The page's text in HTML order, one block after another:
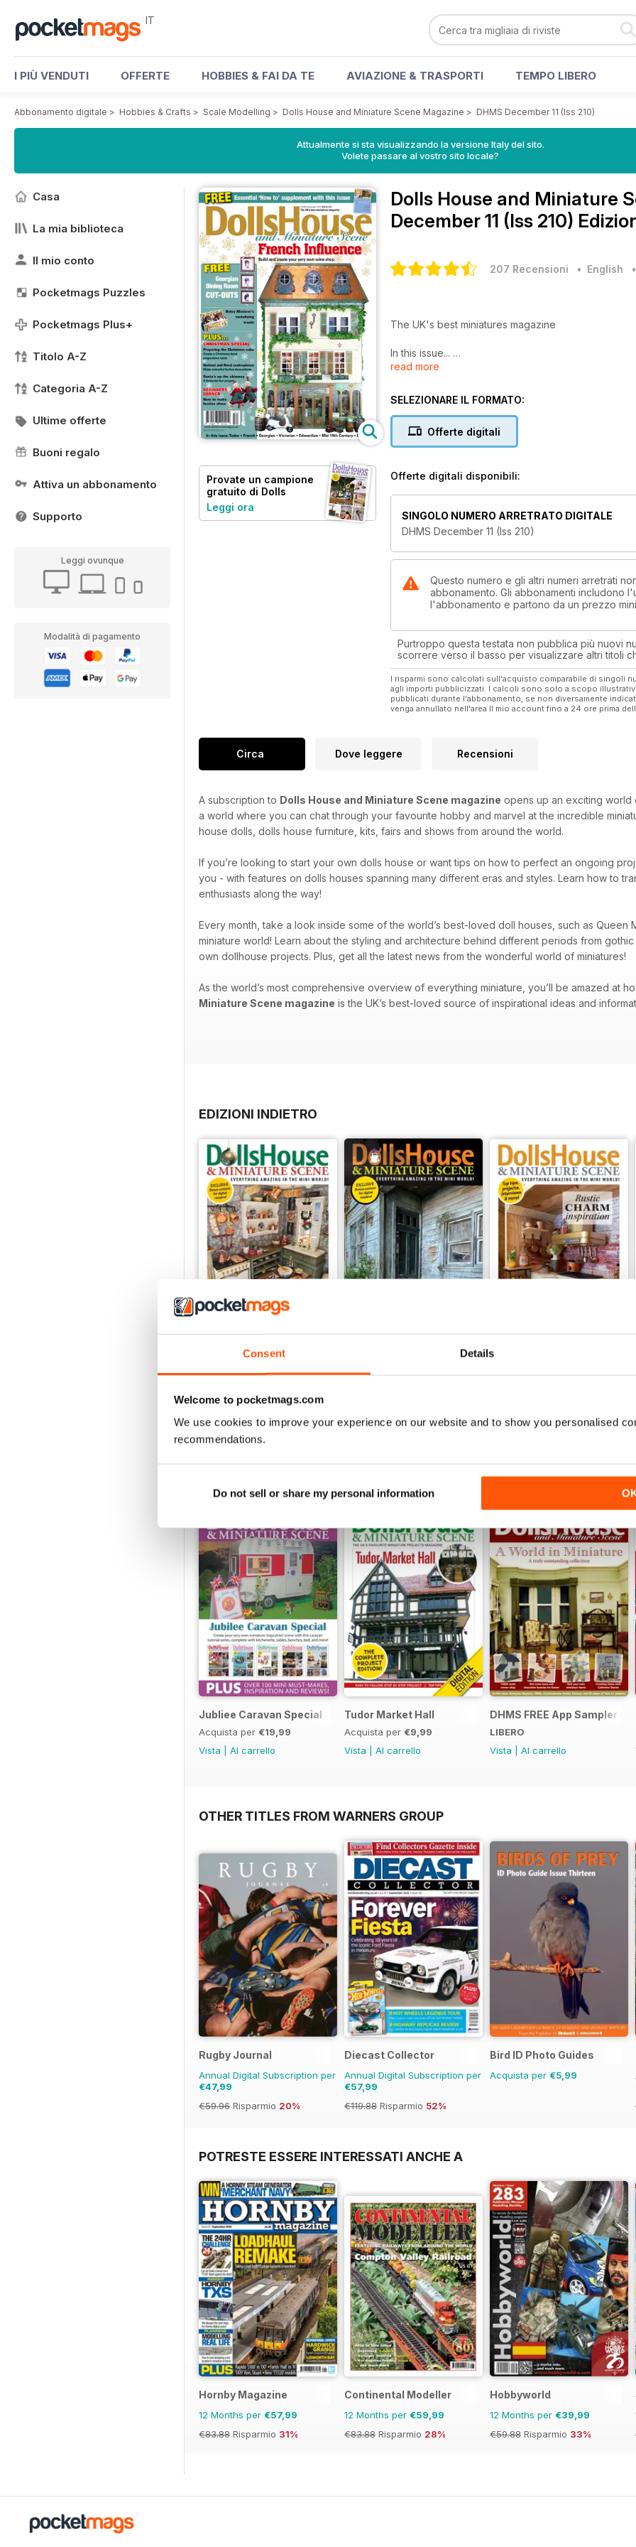
Consent Details
Welcome to pocketmags.com
We use cookies to improve your experience on our website and to show you personalised
recommendations.
Do not sell or share my personal information
IT
I PIÙ VENDUTI OFFERTE HOBBIES & FAI DA TE AVIAZIONE & TRASPORTI TEMPO LIBERO
Abbonamento digitale > Hobbies & Crafts > Scale Modelling > Dolls House and Miniature Scene Magazine > DHMS December 11 (Iss 210)
Attualmente si sta visualizzando la versione Italy del sito.
Volete passare al vostro sito locale?
Casa
La mia biblioteca
Il mio conto
Pocketmags Puzzles
Pocketmags Plus+
Titolo A-Z
Categoria A-Z
Ultime offerte
Buoni regalo
Attiva un abbonamento
Supporto
Leggi ovunque
Modalità di pagamento
Provate un campione
gratuito di Dolls
House and Miniature
Scene
Leggi ora
Dolls House and Miniature
December 11 (Iss 210)
207 Recensioni • English
The UK's best miniatures magazine
In this issue...
Preparing the Christmas cake
Christmas garland and table centrepieces
Embroider a Christmas table runner
Knit two delightful Christmas dresses with bonnets,
French wine shop
Create a Downton Abbey costume for a gent’s
FEATURES:
Holiday delights. Seasonal foods by Betsy Niederer
Top 10 Georgian classics in miniature
Miniature paintings and hand-turned miniatures by
read more
SELEZIONARE IL FORMATO:
Offerte digitali
Offerte digitali disponibili:
SINGOLO NUMERO ARRETRATO DIGITALE
DHMS December 11 (Iss 210)
Questo numero e gli altri numeri arretrati
abbonamento. Gli abbonamenti includono
l'abbonamento e partono da un prezzo
Purtroppo questa testata non pubblica più nuovi
scorrere verso il basso per visualizzare altri titoli
I risparmi sono calcolati sull'acquisto comparabile di singoli
agli importi pubblicizzati. I calcoli sono solo a scopo
pubblicati durante l'abbonamento, se non diversamente
venga annullato nell'area Il mio account fino a 24 ore prima
Circa Dove leggere Recensioni
A subscription to Dolls House and Miniature Scene magazine opens up an exciting world
a world where you can chat through your favourite hobby and marvel at the incredible
house dolls, dolls house furniture, kits, fairs and shows from around the world.
If you’re looking to start your own dolls house or want tips on how to perfect an ongoing
you - with features on dolls houses spanning many different eras and styles. Learn how to
enthusiasts along the way!
Every month, take a look inside some of the world’s best-loved doll houses, such as Queen
miniature world! Learn about the styling and architecture behind different periods from
own dollhouse projects. Plus, get all the latest news from the wonderful world of miniatures!
As the world’s most comprehensive overview of everything miniature, you’ll be amazed at
Miniature Scene magazine is the UK’s best-loved source of inspirational ideas and
EDIZIONI INDIETRO
November 2023
€6,99
Acquista per
September 2023
Jubliee Caravan Special
Acquista per €19,99
Vista
Al carrello
Tudor Market Hall
Acquista per €9,99
Vista
Al carrello
DHMS FREE App Sampler
LIBERO
Vista
Al carrello
OTHER TITLES FROM WARNERS GROUP
Rugby Journal
Annual Digital Subscription per
€47,99
€59.96 Risparmio 20%
Diecast Collector
Annual Digital Subscription per
€57,99
€119.88 Risparmio 52%
Bird ID Photo Guides
Acquista per €5,99
POTRESTE ESSERE INTERESSATI ANCHE A
Hornby Magazine
12 Months per €57,99
€83.88 Risparmio 31%
Continental Modeller
12 Months per €59,99
€83.88 Risparmio 28%
Hobbyworld
12 Months per €39,99
€59.88 Risparmio 33%